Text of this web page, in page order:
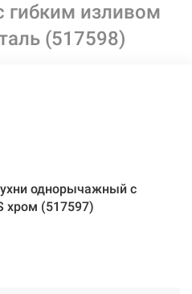
изливом
(517598)
однорычажный с
хром (517597)